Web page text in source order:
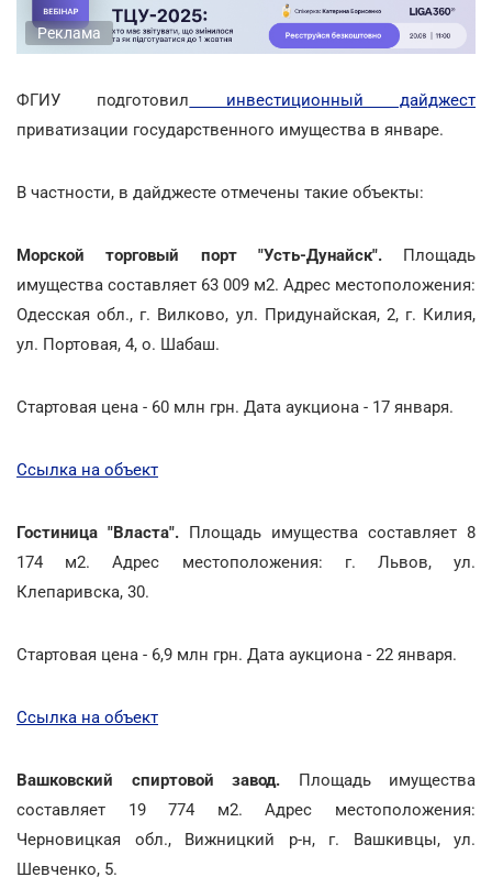
Реклама
ФГИУ подготовил инвестиционный дайджест
приватизации государственного имущества в январе.
В частности, в дайджесте отмечены такие объекты:
Морской торговый порт "Усть-Дунайск". Площадь
имущества составляет 63 009 м2. Адрес местоположения:
Одесская обл., г. Вилково, ул. Придунайская, 2, г. Килия,
ул. Портовая, 4, о. Шабаш.
Стартовая цена - 60 млн грн. Дата аукциона - 17 января.
Ссылка на объект
Гостиница "Власта". Площадь имущества составляет 8
174 м2. Адрес местоположения: г. Львов, ул.
Клепаривска, 30.
Стартовая цена - 6,9 млн грн. Дата аукциона - 22 января.
Ссылка на объект
Вашковский спиртовой завод. Площадь имущества
составляет 19 774 м2. Адрес местоположения:
Черновицкая обл., Вижницкий р-н, г. Вашкивцы, ул.
Шевченко, 5.